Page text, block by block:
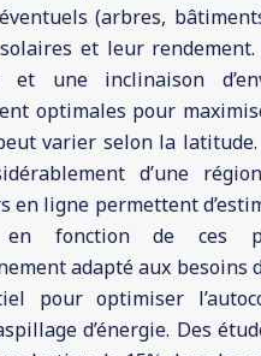
(arbres,
et leur
et une inclinaison
optimales pour
varier selon la latitude.
d’une
en ligne permettent
en fonction de ces
adapté aux besoins
pour optimiser
d’énergie. Des